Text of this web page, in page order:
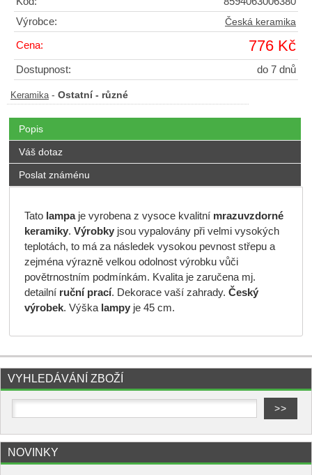
Výrobce:
Česká keramika
Cena: 776 Kč
Dostupnost: do 7 dnů
Keramika - Ostatní - různé
Popis
Váš dotaz
Poslat známénu
Tatolampa je vyrobena z vysoce kvalitnímrazuvzdorné
keramiky. Výrobkyjsou vypalovány při velmi vysokých
teplotách, to má za následek vysokou pevnost střepu a
zejména výrazně velkou odolnost výrobku vůči
povětrnostním podmínkám. Kvalita je zaručena mj.
detailní ruční prací. Dekorace vaší zahrady. Český
výrobek. Výškalampyje 45 cm.
VYHLEDÁVÁNÍ ZBOŽÍ
NOVINKY